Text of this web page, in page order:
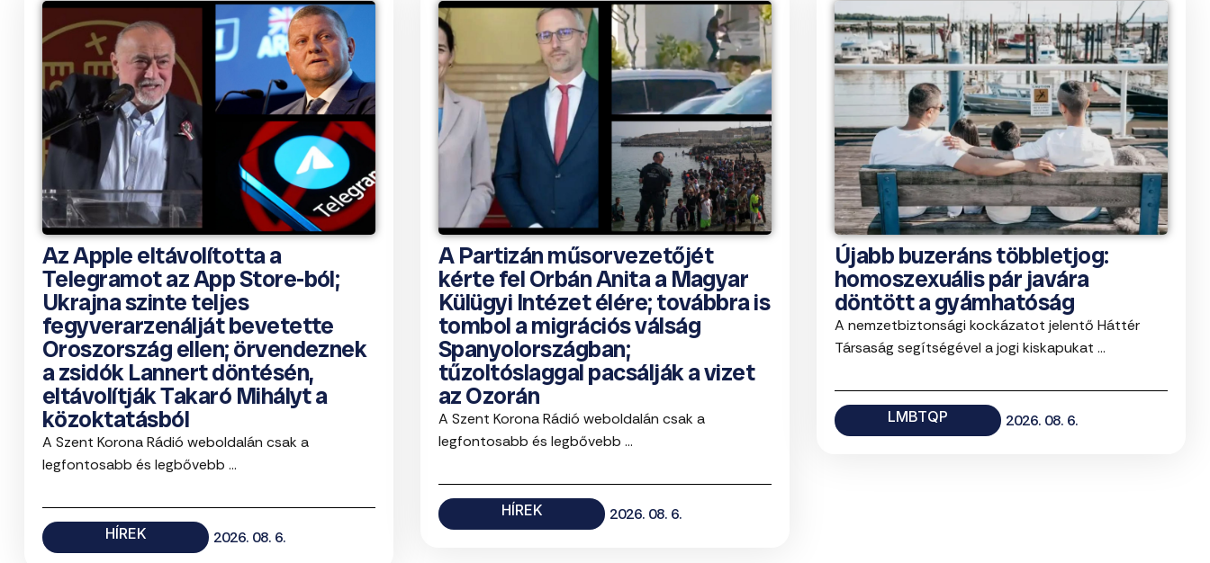
Az Apple eltávolította a
Telegramot az App Store-ból;
Ukrajna szinte teljes
fegyverarzenálját bevetette
Oroszország ellen; örvendeznek
a zsidók Lannert döntésén,
eltávolítják Takaró Mihályt a
közoktatásból
A Szent Korona Rádió weboldalán csak a
legfontosabb és legbővebb ...
HÍREK 2026. 08. 6.
A Partizán műsorvezetőjét
kérte fel Orbán Anita a Magyar
Külügyi Intézet élére; továbbra is
tombol a migrációs válság
Spanyolországban;
tűzoltóslaggal pacsálják a vizet
az Ozorán
A Szent Korona Rádió weboldalán csak a
legfontosabb és legbővebb ...
HÍREK 2026. 08. 6.
Újabb buzeráns többletjog:
homoszexuális pár javára
döntött a gyámhatóság
A nemzetbiztonsági kockázatot jelentő Háttér
Társaság segítségével a jogi kiskapukat ...
LMBTQP 2026. 08. 6.